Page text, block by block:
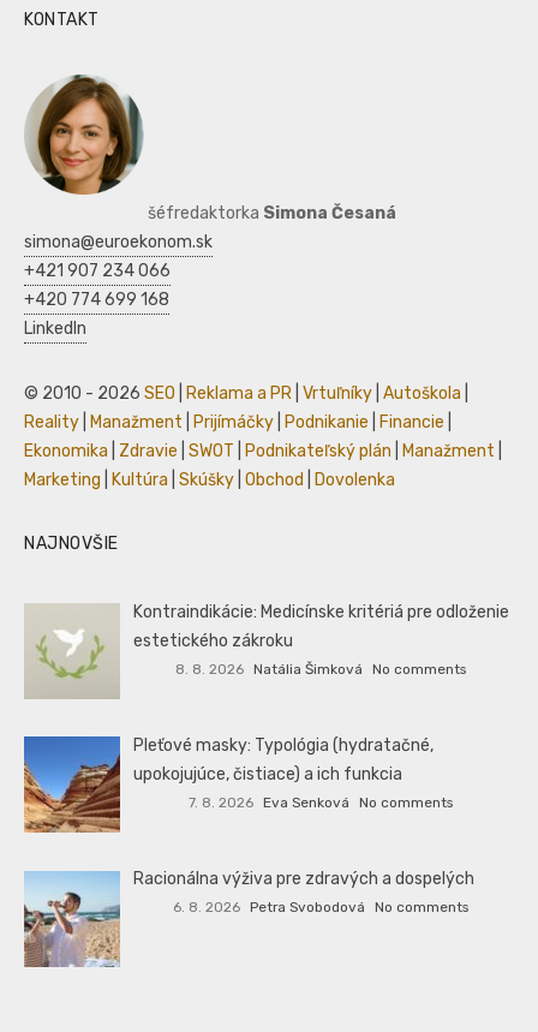
KONTAKT
šéfredaktorka Simona Česaná
simona@euroekonom.sk
+421 907 234 066
+420 774 699 168
LinkedIn
© 2010 - 2026 SEO Reklama a PR Vrtuľníky Autoškola
Reality
Manažment Prijímáčky Podnikanie Financie
Ekonomika
Zdravie SWOT Podnikateľský plán Manažment
Marketing
Kultúra Skúšky Obchod Dovolenka
NAJNOVŠIE
Kontraindikácie: Medicínske kritériá pre odloženie
estetického zákroku
8. 8. 2026 Natália Šimková No comments
Pleťové masky: Typológia (hydratačné,
upokojujúce, čistiace) a ich funkcia
7. 8. 2026 Eva Senková No comments
Racionálna výživa pre zdravých a dospelých
6. 8. 2026 Petra Svobodová No comments